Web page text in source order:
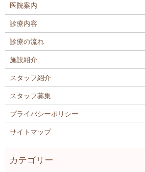
医院案内
診療内容
診療の流れ
施設紹介
スタッフ紹介
スタッフ募集
プライバシーポリシー
サイトマップ